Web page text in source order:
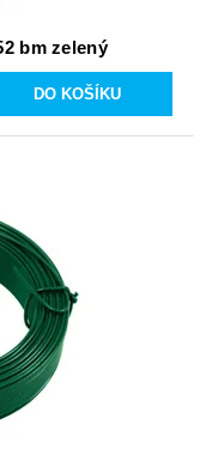
bm zelený